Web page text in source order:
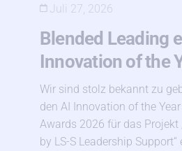
Juli 27, 2026
Blended Leading
Innovation of the
Wir sind stolz bekannt zu
den AI Innovation of the
Awards 2026 für das Projekt
by LS-S Leadership Support“